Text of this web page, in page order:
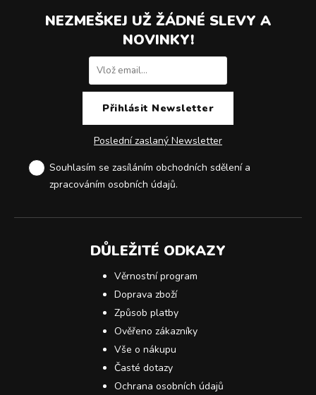
NEZMEŠKEJ UŽ ŽÁDNÉ SLEVY A
NOVINKY!
Poslední zaslaný Newsletter
Souhlasím se zasíláním obchodních sdělení a
zpracováním osobních údajů.
DŮLEŽITÉ ODKAZY
Věrnostní program
Doprava zboží
Způsob platby
Ověřeno zákazníky
Vše o nákupu
Časté dotazy
Ochrana osobních údajů